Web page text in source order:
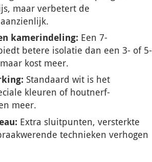
maar verbetert de
kamerindeling: Een 7-
betere isolatie dan een 3- of 5-
kost meer.
Standaard wit is het
kleuren of houtnerf-
meer.
Extra sluitpunten, versterkte
technieken verhogen